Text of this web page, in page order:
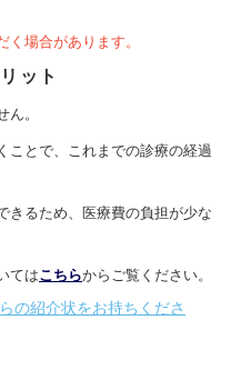
場合があります。
ット
。
ことで、これまでの診療の経過
きるため、医療費の負担が少な
てはこちらからご覧ください。
の紹介状をお持ちくださ